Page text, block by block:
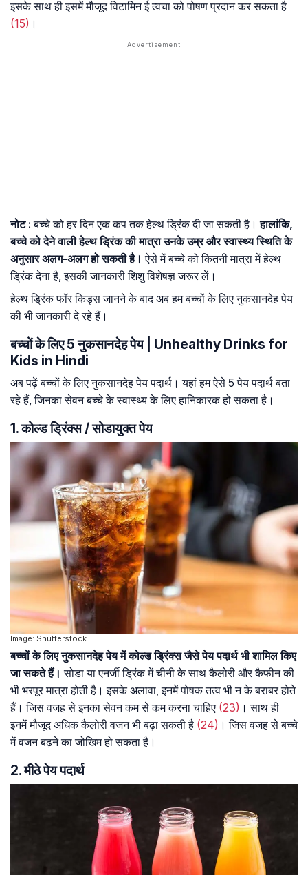
इसके साथ ही इसमें मौजूद विटामिन ई त्वचा को पोषण प्रदान कर सकता है
(15) ।
नोट: बच्चे को हर दिन एक कप तक हेल्थ ड्रिंक दी जा सकती है। हालांकि,
बच्चे को देने वाली हेल्थ ड्रिंक की मात्रा उनके उम्र और स्वास्थ्य स्थिति के
अनुसार अलग-अलग हो सकती है। ऐसे में बच्चे को कितनी मात्रा में हेल्थ
ड्रिंक देना है, इसकी जानकारी शिशु विशेषज्ञ जरूर लें।
हेल्थ ड्रिंक फॉर किड्स जानने के बाद अब हम बच्चों के लिए नुकसानदेह पेय
की भी जानकारी दे रहे हैं।
बच्चों के लिए 5 नुकसानदेह पेय | Unhealthy Drinks for
Kids in Hindi
अब पढ़ें बच्चों के लिए नुकसानदेह पेय पदार्थ। यहां हम ऐसे 5 पेय पदार्थ बता
रहे हैं, जिनका सेवन बच्चे के स्वास्थ्य के लिए हानिकारक हो सकता है।
1. कोल्ड ड्रिंक्स / सोडायुक्त पेय
Image: Shutterstock
बच्चों के लिए नुकसानदेह पेय में कोल्ड ड्रिंक्स जैसे पेय पदार्थ भी शामिल किए
जा सकते हैं। सोडा या एनर्जी ड्रिंक में चीनी के साथ कैलोरी और कैफीन की
भी भरपूर मात्रा होती है। इसके अलावा, इनमें पोषक तत्व भी न के बराबर होते
हैं। जिस वजह से इनका सेवन कम से कम करना चाहिए (23) । साथ ही
इनमें मौजूद अधिक कैलोरी वजन भी बढ़ा सकती है (24) । जिस वजह से बच्चे
में वजन बढ़ने का जोखिम हो सकता है।
2. मीठे पेय पदार्थ